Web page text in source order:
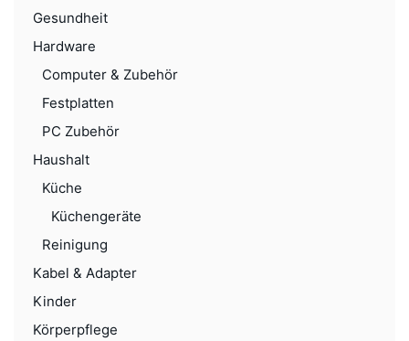
Gesundheit
Hardware
Computer & Zubehör
Festplatten
PC Zubehör
Haushalt
Küche
Küchengeräte
Reinigung
Kabel & Adapter
Kinder
Körperpflege